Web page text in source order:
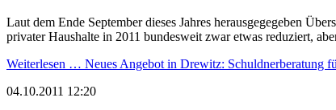
Laut dem Ende September dieses Jahres herausgegegeben
privater Haushalte in 2011 bundesweit zwar etwas reduziert,
Weiterlesen … Neues Angebot in Drewitz: Schuldnerberatung
04.10.2011 12:20